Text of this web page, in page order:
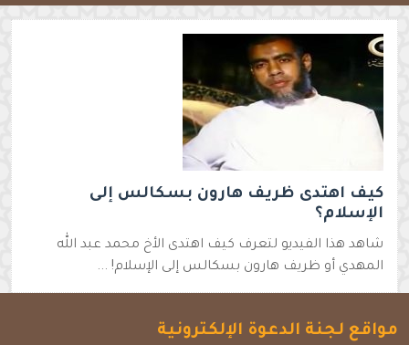
كيف اهتدى ظريف هارون بسكالس إلى
الإسلام؟
شاهد هذا الفيديو لتعرف كيف اهتدى الأخ محمد عبد الله
المهدي أو ظريف هارون بسكالس إلى الإسلام! ...
مواقع لجنة الدعوة الإلكترونية